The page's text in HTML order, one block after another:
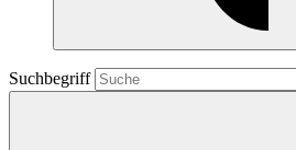
Suchbegriff